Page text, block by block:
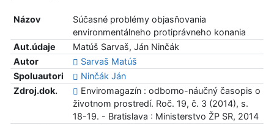
Názov
Súčasné problémy objasňovania
environmentálneho protiprávneho konania
Aut.údaje
Matúš Sarvaš, Ján Ninčák
Autor
Sarvaš Matúš
Spoluautori
Ninčák Ján
Zdroj.dok.
Enviromagazín : odborno-náučný časopis o
životnom prostredí. Roč. 19, č. 3 (2014), s.
18-19. - Bratislava : Ministerstvo ŽP SR, 2014